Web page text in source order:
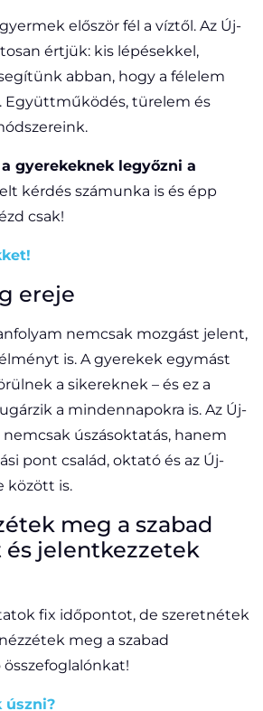
először fél a víztől. Az Új-
értjük: kis lépésekkel,
abban, hogy a félelem
Együttműködés, türelem és
gyerekeknek legyőzni a
kérdés számunka is és épp
csak!
ereje
nemcsak mozgást jelent,
is. A gyerekek egymást
a sikereknek – és ez a
a mindennapokra is. Az Új-
úszásoktatás, hanem
pont család, oktató és az Új-
között is.
meg a szabad
jelentkezzetek
fix időpontot, de szeretnétek
meg a szabad
úszni?